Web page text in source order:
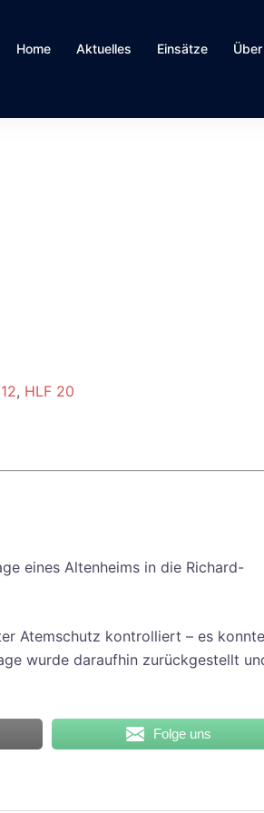
Home Aktuelles Einsätze
, HLF 20
eines Altenheims in die Richard-
Atemschutz kontrolliert – es konnte
wurde daraufhin zurückgestellt
Folge uns